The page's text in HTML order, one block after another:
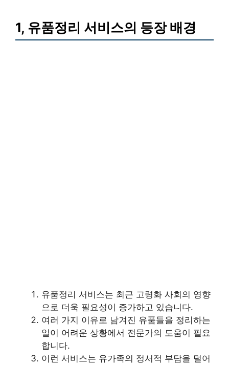
1, 유품정리 서비스의 등장 배경
유품정리 서비스는 최근 고령화 사회의 영향
으로 더욱 필요성이 증가하고 있습니다.
여러 가지 이유로 남겨진 유품들을 정리하는
일이 어려운 상황에서 전문가의 도움이 필요
합니다.
이런 서비스는 유가족의 정서적 부담을 덜어